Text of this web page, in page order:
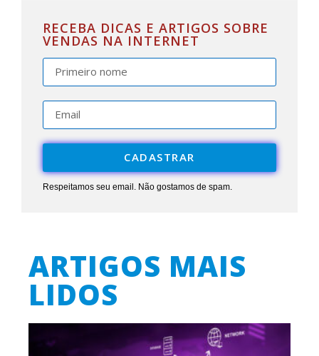
RECEBA DICAS E ARTIGOS SOBRE
VENDAS NA INTERNET
CADASTRAR
Respeitamos seu email. Não gostamos de spam.
ARTIGOS MAIS
LIDOS